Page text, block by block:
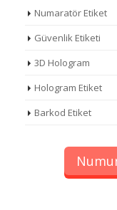
Numaratör Etiket
Güvenlik Etiketi
3D Hologram
Hologram Etiket
Barkod Etiket